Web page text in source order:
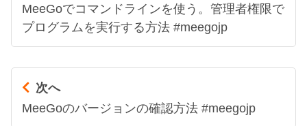
MeeGoでコマンドラインを使う。管理者権限で
プログラムを実行する方法 #meegojp
次へ
MeeGoのバージョンの確認方法 #meegojp